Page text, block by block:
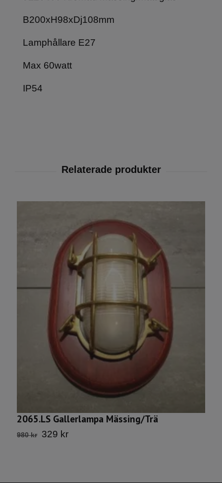
B200xH98xDj108mm
Lamphållare E27
Max 60watt
IP54
2065.LS Gallerlampa Mässing/Trä
980 kr 329 kr